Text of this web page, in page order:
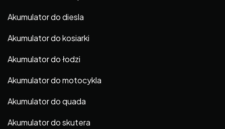
Akumulator do diesla
Akumulator do kosiarki
Akumulator do łodzi
Akumulator do motocykla
Akumulator do quada
Akumulator do skutera